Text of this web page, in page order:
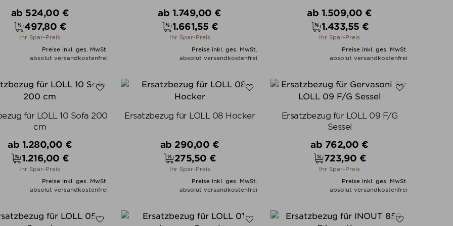
Verkaufspreis
ab 524,00 €
Preis
497,80 €
Ihr Spar-Preis
Preise inkl. ges. MwSt.
absolut versandkostenfrei
Verkaufspreis
ab 1.749,00 €
Preis
1.661,55 €
Ihr Spar-Preis
Preise inkl. ges. MwSt.
absolut versandkostenfrei
Verkaufspreis
ab 1.509,00 €
Preis
1.433,55 €
Ihr Spar-Preis
Preise inkl. ges. MwSt.
absolut versandkostenfrei
für LOLL 10 Sofa 200
cm
Verkaufspreis
ab 1.280,00 €
Preis
1.216,00 €
Ihr Spar-Preis
Preise inkl. ges. MwSt.
absolut versandkostenfrei
Ersatzbezug für LOLL 08 Hocker
Verkaufspreis
ab 290,00 €
Preis
275,50 €
Ihr Spar-Preis
Preise inkl. ges. MwSt.
absolut versandkostenfrei
Ersatzbezug für LOLL 09 F/G
Sessel
Verkaufspreis
ab 762,00 €
Preis
723,90 €
Ihr Spar-Preis
Preise inkl. ges. MwSt.
absolut versandkostenfrei